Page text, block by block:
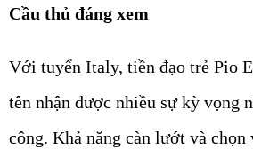
Cầu thủ đáng xem
Với tuyển Italy, tiền đạo trẻ Pio
tên nhận được nhiều sự kỳ vọng
công. Khả năng càn lướt và